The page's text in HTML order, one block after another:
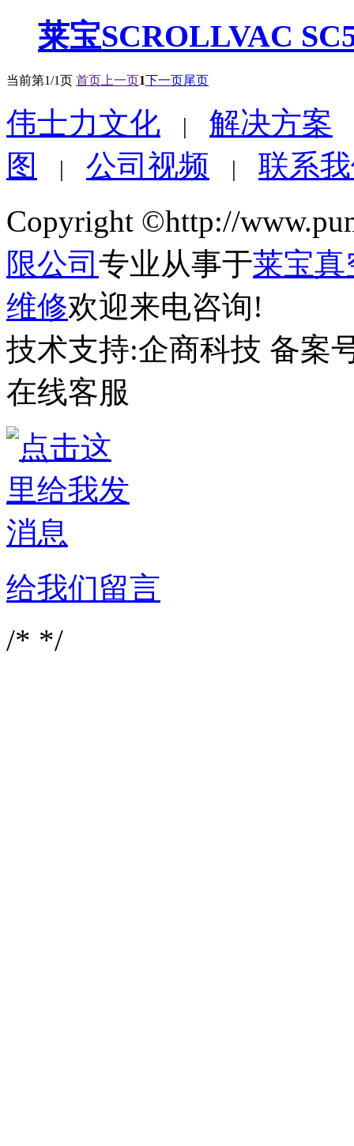
莱宝SCROLLVAC
当前第1/1页 首页 上一页1下一页尾页
伟士力文化 | 解决方案
图 | 公司视频 | 联系
Copyright ©http://
限公司 专业从事于莱宝真
维修欢迎来电咨询!
技术支持:企商科技 备案
在线客服
给我们留言
/* */